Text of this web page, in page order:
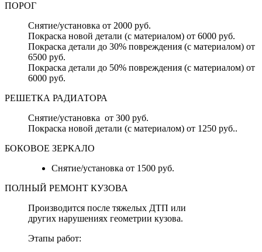
ПОРОГ
Снятие/установка от 2000 руб.
Покраска новой детали (с материалом) от 6000 руб.
Покраска детали до 30% повреждения (с материалом) от
6500 руб.
Покраска детали до 50% повреждения (с материалом) от
6000 руб.
РЕШЕТКА РАДИАТОРА
Снятие/установка от 300 руб.
Покраска новой детали (с материалом) от 1250 руб..
БОКОВОЕ ЗЕРКАЛО
Снятие/установка от 1500 руб.
ПОЛНЫЙ РЕМОНТ КУЗОВА
Производится после тяжелых ДТП или
других нарушениях геометрии кузова.
Этапы работ: